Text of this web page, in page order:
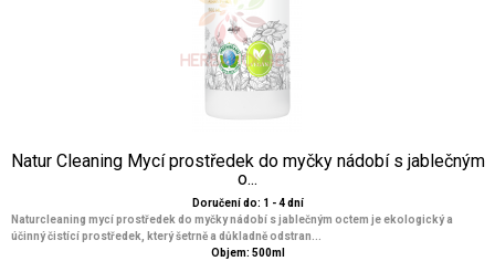
Natur Cleaning Mycí prostředek do myčky nádobí s jablečným
o...
Doručení do: 1 - 4 dní
Naturcleaning mycí prostředek do myčky nádobí s jablečným octem je ekologický a
účinný čistící prostředek, který šetrně a důkladně odstran...
Objem: 500ml